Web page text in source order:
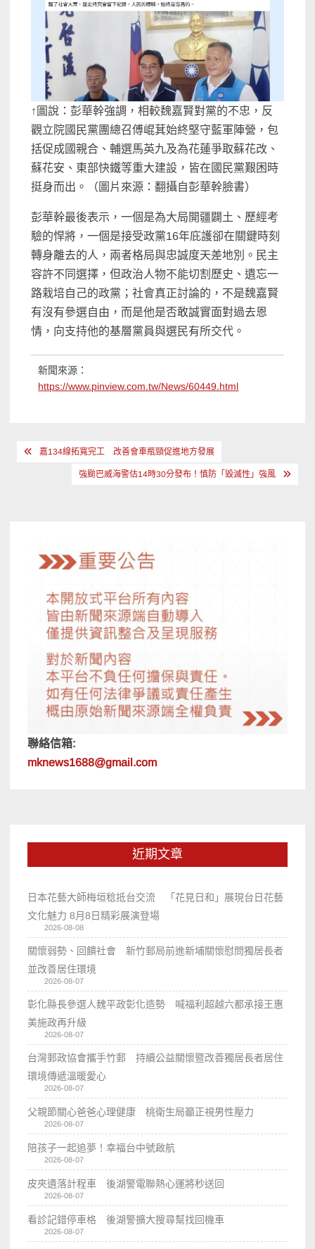
↑圖說：彭華幹強調，相較魏嘉賢對黨的不忠，反
觀立院國民黨團總召傅崐萁始終堅守藍軍陣營，包
括促成國親合、輔選馬英九及為花蓮爭取蘇花改、
蘇花安、東部快鐵等重大建設，皆在國民黨艱困時
挺身而出。（圖片來源：翻攝自彭華幹臉書）
彭華幹最後表示，一個是為大局開疆闢土、歷經考
驗的悍將，一個是接受政黨16年庇護卻在關鍵時刻
轉身離去的人，兩者格局與忠誠度天差地別。民主
容許不同選擇，但政治人物不能切割歷史、遺忘一
路栽培自己的政黨；社會真正討論的，不是魏嘉賢
有沒有參選自由，而是他是否敢誠實面對過去恩
情，向支持他的基層黨員與選民有所交代。
新聞來源：
https://www.pinview.com.tw/News/60449.html
文 嘉134線拓寬完工 改善會車瓶頸促進地方發展
強颱巴威海警估14時30分發布！慎防「毀滅性」強風
聯絡信箱:
mknews1688@gmail.com
近期文章
日本花藝大師梅垣稔抵台交流 「花見日和」展現台日花藝
文化魅力 8月8日精彩展演登場
2026-08-08
關懷弱勢、回饋社會 新竹郵局前進新埔關懷慰問獨居長者
並改善居住環境
2026-08-07
彰化縣長參選人魏平政彰化造勢 喊福利超越六都承接王惠
美施政再升級
2026-08-07
台灣郵政協會攜手竹郵 持續公益關懷暨改善獨居長者居住
環境傳遞溫暖愛心
2026-08-07
父親節關心爸爸心理健康 桃衛生局籲正視男性壓力
2026-08-07
陪孩子一起追夢！幸福台中號啟航
2026-08-07
皮夾遺落計程車 後湖警電聯熱心運將秒送回
2026-08-07
看診記錯停車格 後湖警擴大搜尋幫找回機車
2026-08-07